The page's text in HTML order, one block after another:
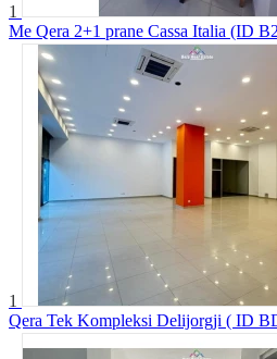
1
Me Qera 2+1 prane Cassa Italia (ID
1
Qera Tek Kompleksi Delijorgji ( ID